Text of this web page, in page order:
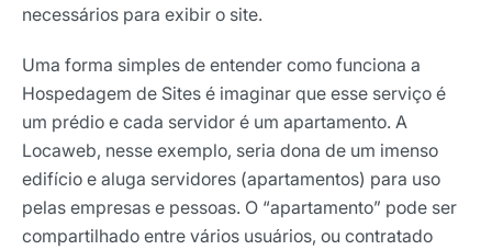
necessários para exibir o site.
Uma forma simples de entender como funciona a
Hospedagem de Sites é imaginar que esse serviço é
um prédio e cada servidor é um apartamento. A
Locaweb, nesse exemplo, seria dona de um imenso
edifício e aluga servidores (apartamentos) para uso
pelas empresas e pessoas. O “apartamento” pode ser
compartilhado entre vários usuários, ou contratado